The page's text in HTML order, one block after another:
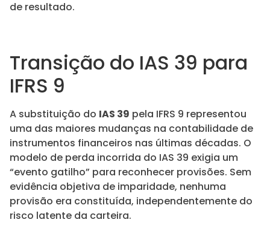
de resultado.
Transição do IAS 39 para
IFRS 9
A substituição do IAS 39 pela IFRS 9 representou
uma das maiores mudanças na contabilidade de
instrumentos financeiros nas últimas décadas. O
modelo de perda incorrida do IAS 39 exigia um
“evento gatilho” para reconhecer provisões. Sem
evidência objetiva de imparidade, nenhuma
provisão era constituída, independentemente do
risco latente da carteira.